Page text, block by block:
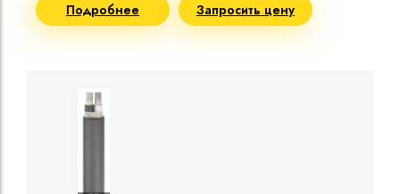
Подробнее Запросить цену